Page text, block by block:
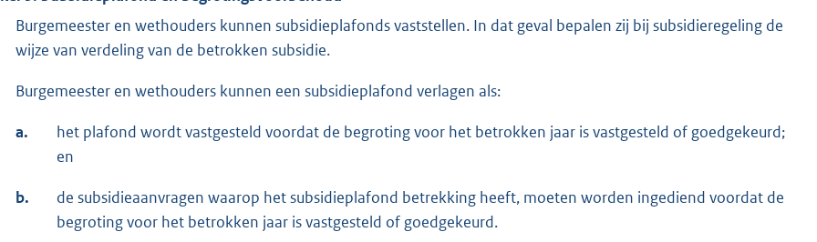
Burgemeester en wethouders kunnen subsidieplafonds vaststellen. In dat geval bepalen zij bij subsidieregeling de
wijze van verdeling van de betrokken subsidie.
Burgemeester en wethouders kunnen een subsidieplafond verlagen als:
a.
het plafond wordt vastgesteld voordat de begroting voor het betrokken jaar is vastgesteld of goedgekeurd;
en
b.
de subsidieaanvragen waarop het subsidieplafond betrekking heeft, moeten worden ingediend voordat de
begroting voor het betrokken jaar is vastgesteld of goedgekeurd.